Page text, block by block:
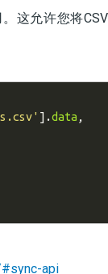
这允许您将
].data ,
api